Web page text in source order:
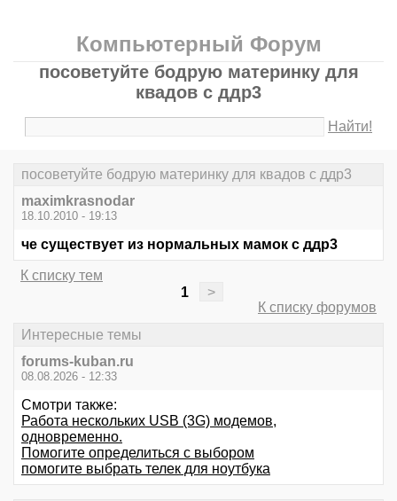
Компьютерный Форум
посоветуйте бодрую материнку для
квадов с ддр3
Найти!
посоветуйте бодрую материнку для квадов с ддр3
maximkrasnodar
18.10.2010 - 19:13
че существует из нормальных мамок с ддр3
К списку тем
1
>
К списку форумов
Интересные темы
forums-kuban.ru
08.08.2026 - 12:33
Смотри также:
Работа нескольких USB (3G) модемов,
одновременно.
Помогите определиться с выбором
помогите выбрать телек для ноутбука